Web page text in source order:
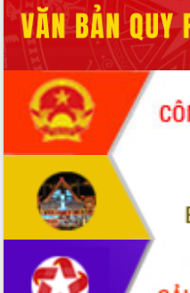
ứng để giữ vững thị trường xuất khẩu
Diễn đàn Kinh tế tư nhân Việt Nam đột
phá cơ chế - Hợp tác công tư
Đề án 06 tạo bước ngoặt đột phá trong
cải cách hành chính tỉnh Đắk Lắk
Kết nối tour, đẩy mạnh chuyển đổi số
để phát triển du lịch Đắk Lắk
Khởi động Dự án Đầu tư xây dựng hạ
tầng kỹ thuật Cụm công nghiệp Tân
Gặp mặt các cơ quan báo chí nhân Kỷ
niệm 101 năm Ngày Báo chí Cách
mạng Việt Nam
Đắk Lắk sơ kết 4 năm triển khai thực
hiện Đề án 06 của Chính phủ